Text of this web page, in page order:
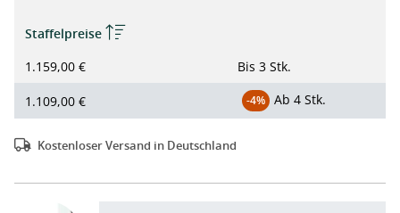
Staffelpreise
1.159,00 €
Bis 3 Stk.
1.109,00 € -4% Ab 4 Stk.
Kostenloser Versand in Deutschland